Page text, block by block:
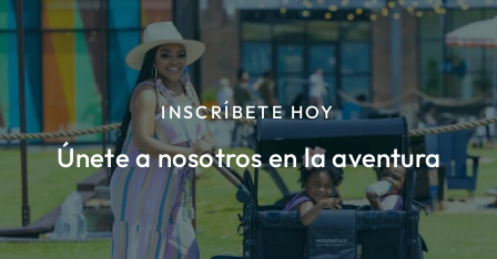
INSCRÍBETE HOY
Únete a nosotros en la aventura